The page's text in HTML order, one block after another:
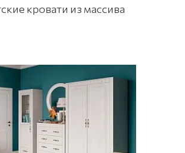
кровати из массива